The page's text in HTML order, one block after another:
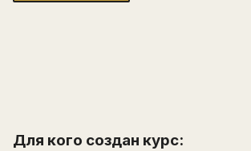
Для кого создан курс: